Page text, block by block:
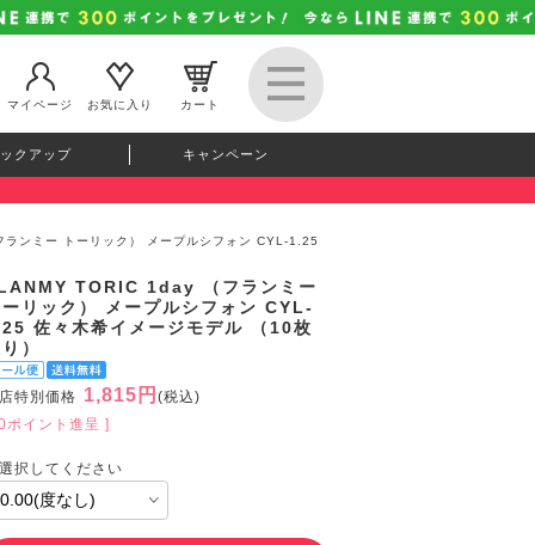
マイページ お気に入り カート
クアップ キャンペーン
ンミー トーリック） メープルシフォン CYL-1.25
TORIC 1day （フランミー
リック） メープルシフォン CYL-
佐々木希イメージモデル （10枚
）
特別価格 1,815円 (税込)
ポイント進呈 ]